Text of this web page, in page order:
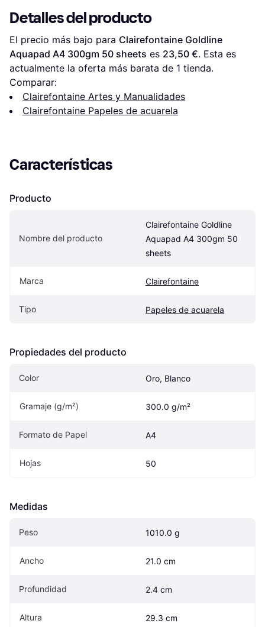
Detalles del producto
El precio más bajo para Clairefontaine Goldline
Aquapad A4 300gm 50 sheets es 23,50 €. Esta es
actualmente la oferta más barata de 1 tienda.
Comparar:
Clairefontaine Artes y Manualidades
Clairefontaine Papeles de acuarela
Características
Producto
Nombre del producto
Clairefontaine Goldline
Aquapad A4 300gm 50
sheets
Marca Clairefontaine
Tipo Papeles de acuarela
Propiedades del producto
Color Oro, Blanco
Gramaje (g/m²) 300.0 g/m²
Formato de Papel A4
Hojas 50
Medidas
Peso 1010.0 g
Ancho 21.0 cm
Profundidad 2.4 cm
Altura 29.3 cm